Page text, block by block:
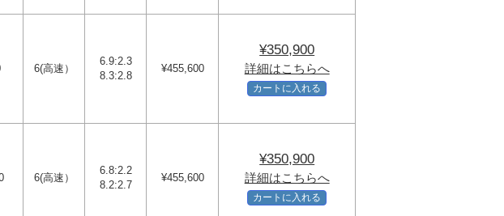
6(高速）
6.9:2.3
8.3:2.8
¥455,600
¥350,900
詳細はこちらへ
カートに入れる
6(高速）
6.8:2.2
8.2:2.7
¥455,600
¥350,900
詳細はこちらへ
カートに入れる